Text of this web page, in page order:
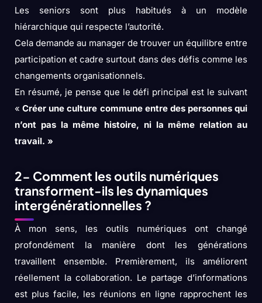
Les seniors sont plus habitués à un modèle
hiérarchique qui respecte l’autorité.
Cela demande au manager de trouver un équilibre entre
participation et cadre surtout dans des défis comme les
changements organisationnels.
En résumé, je pense que le défi principal est le suivant
«Créer une culture commune entre des personnes qui
n’ont pas la même histoire, ni la même relation au
travail. »
2- Comment les outils numériques
transforment-ils les dynamiques
intergénérationnelles ?
À mon sens, les outils numériques ont changé
profondément la manière dont les générations
travaillent ensemble. Premièrement, ils améliorent
réellement la collaboration. Le partage d’informations
est plus facile, les réunions en ligne rapprochent les